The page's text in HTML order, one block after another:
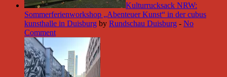
Kulturrucksack NRW:
Sommerferienworkshop „Abenteuer Kunst“ in der cubus
kunsthalle in Duisburg by Rundschau Duisburg - No
Comment